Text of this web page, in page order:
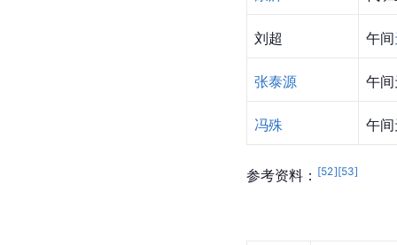
刘超 午间
张泰源 午
冯殊 午
参考资料： [52][53]